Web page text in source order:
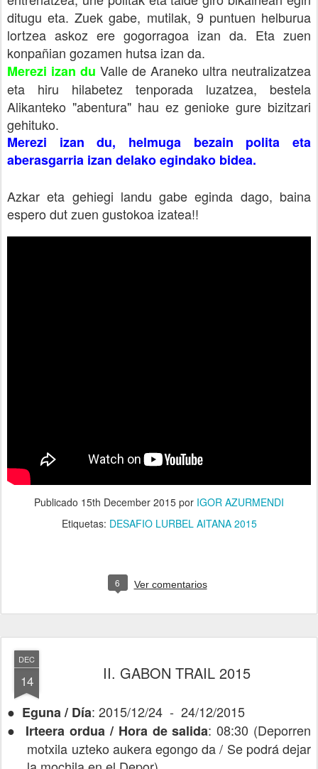
ditugu eta. Zuek gabe, mutilak, 9 puntuen helburua
lortzea askoz ere gogorragoa izan da. Eta zuen
konpañian gozamen hutsa izan da.
Merezi izan du Valle de Araneko ultra neutralizatzea
eta hiru hilabetez tenporada luzatzea, bestela
Alikanteko "abentura" hau ez genioke gure bizitzari
gehituko.
Merezi izan du, helmuga bezain polita eta
aberasgarria izan delako egindako bidea.
Azkar eta gehiegi landu gabe eginda dago, baina
espero dut zuen gustokoa izatea!!
Publicado 15th December 2015 por IGOR AZURMENDI
Etiquetas: DESAFIO LURBEL AITANA 2015
6 Ver comentarios
DEC
14 II. GABON TRAIL 2015
● Eguna / Día: 2015/12/24 - 24/12/2015
● Irteera ordua / Hora de salida: 08:30 (Deporren
motxila uzteko aukera egongo da / Se podrá dejar